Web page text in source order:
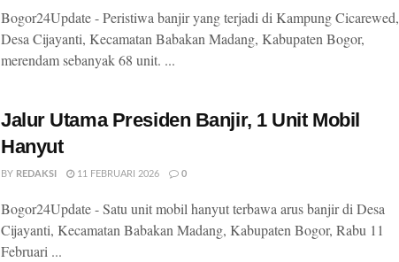
Bogor24Update - Peristiwa banjir yang terjadi di Kampung Cicarewed,
Desa Cijayanti, Kecamatan Babakan Madang, Kabupaten Bogor,
merendam sebanyak 68 unit. ...
Jalur Utama Presiden Banjir, 1 Unit Mobil
Hanyut
BY REDAKSI 11 FEBRUARI 2026 0
Bogor24Update - Satu unit mobil hanyut terbawa arus banjir di Desa
Cijayanti, Kecamatan Babakan Madang, Kabupaten Bogor, Rabu 11
Februari ...